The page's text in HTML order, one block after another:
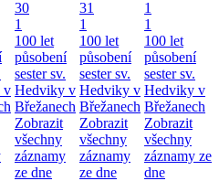
v
30
1
100 let
působení
sester sv.
Hedviky v
Břežanech
Zobrazit
všechny
záznamy
ze dne
31
1
100 let
působení
sester sv.
Hedviky v
Břežanech
Zobrazit
všechny
záznamy
ze dne
1
1
100 let
působení
sester sv.
Hedviky v
Břežanech
Zobrazit
všechny
záznamy ze
dne